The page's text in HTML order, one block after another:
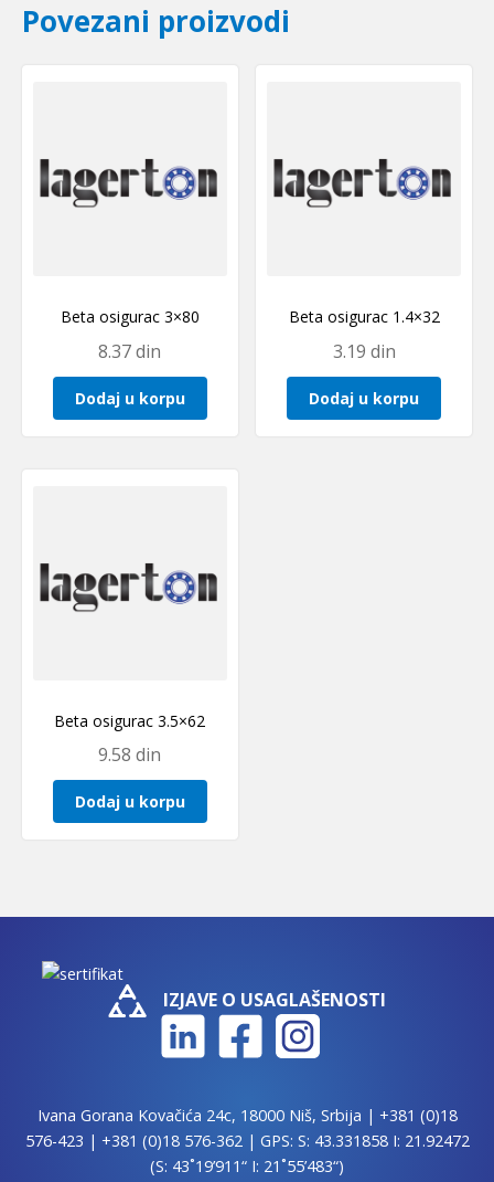
Povezani proizvodi
Beta osigurac 3×80
8.37din
Dodaj u korpu
Beta osigurac 1.4×32
3.19 din
Dodaj u korpu
Beta osigurac 3.5×62
9.58din
Dodaj u korpu
IZJAVE O USAGLAŠENOSTI
Ivana Gorana Kovačića 24c, 18000 Niš, Srbija | +381 (0)18
576-423 | +381 (0)18 576-362| GPS: S: 43.331858 I: 21.92472
(S: 43˚19’911“ I: 21˚55’483“)